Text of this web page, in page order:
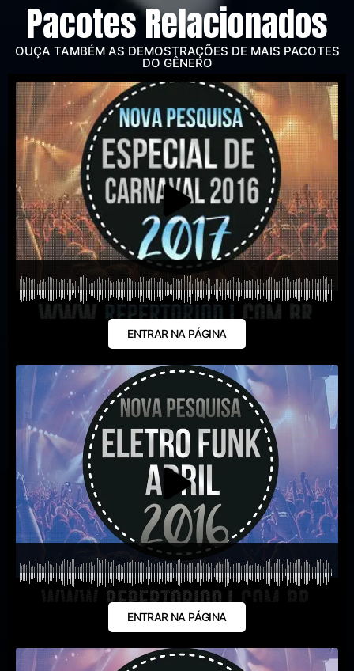
Pacotes Relacionados
OUÇA TAMBÉM AS DEMOSTRAÇÕES DE MAIS PACOTES
DO GÊNERO
ENTRAR NA PÁGINA
ENTRAR NA PÁGINA